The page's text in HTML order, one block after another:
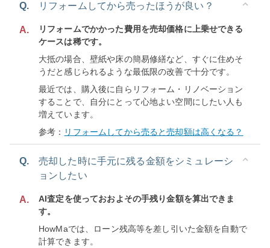
Q. リフォームしてから売ったほうが良い？
A.
リフォームでかかった費用を売却価格に上乗せできる
ケースは稀です。
大抵の場合、壁紙や床の簡易修繕など、すぐに住めそ
うだと感じられるような最低限の改善で十分です。
最近では、購入後に自らリフォーム・リノベーション
することで、自分にとって心地よい空間にしたい人も
増えています。
参考： リフォームしてから売ると売却額は高くなる？
Q.
売却した時に手元に残る金額をシミュレーシ
ョンしたい
A.
AI査定を使っておおよその手残り金額を算出できま
す。
HowMaでは、ローン残高等を差し引いた金額を自動で
計算できます。